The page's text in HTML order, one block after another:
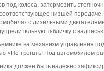
под колеса, затормозить
низшей
с дизельными
табличку с
на механизм управления
«Не трогать! Под автомобилем
должен быть надежно